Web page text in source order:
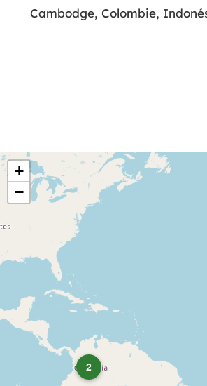
Cambodge, Colombie,
2
+
−